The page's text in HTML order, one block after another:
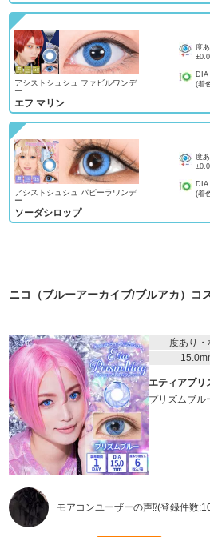
アシストシュシュ ファビルワンデ
ー
エフ マリン
度
DIA
(着
アシストシュシュ パピーラワンデ
ー
ソーダシロップ
度
DIA
(着
ニコ（ブルーアーカイブ/ブルアカ）コ
度あり・
エティアプリ
プリズムブル
モアコンユーザーの声⁉️(登録件数: